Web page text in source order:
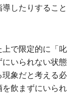
したりすること
上で限定的に「叱
にいられない状態
象だと考える必
飲まずにいられ